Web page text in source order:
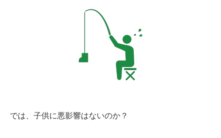
では、子供に悪影響はないのか？